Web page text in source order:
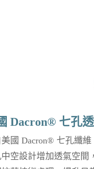
Dacron® 七孔
國 Dacron® 七孔纖
空設計增加透氣空間